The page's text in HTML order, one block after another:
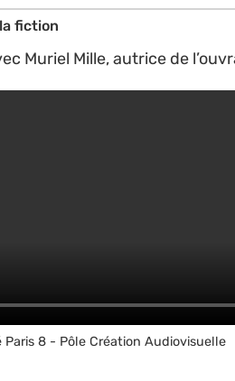
fiction
Muriel Mille, autrice de
Paris 8 - Pôle Création Audiovisuelle